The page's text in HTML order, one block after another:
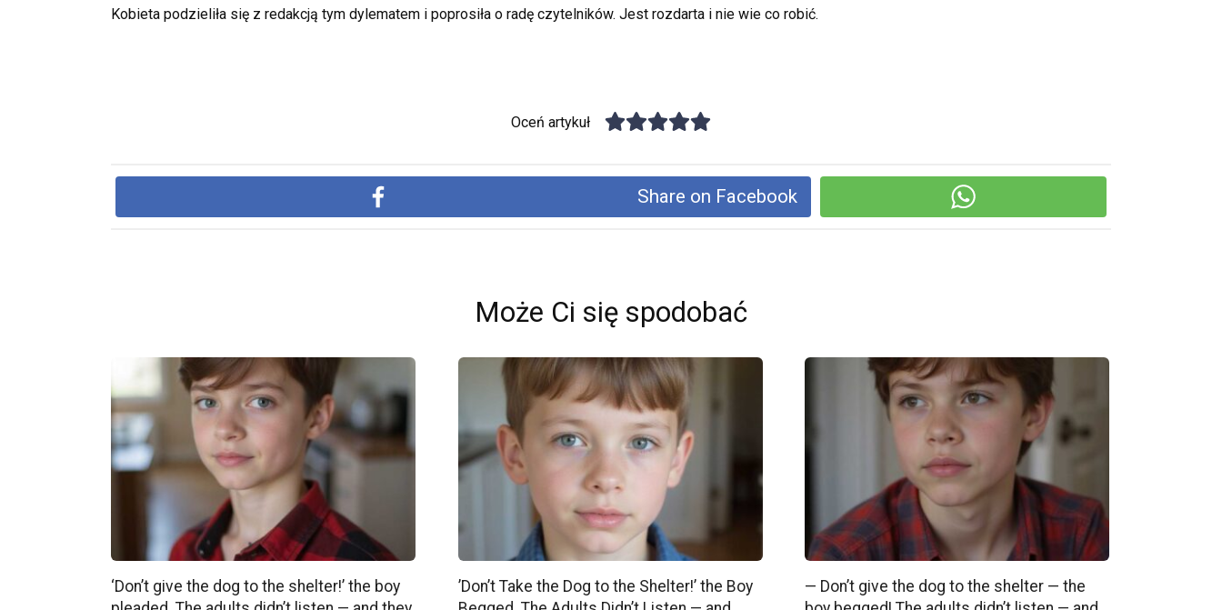
Kobieta podzieliła się z redakcją tym dylematem i poprosiła o radę czytelników. Jest rozdarta i nie wie co robić.
Oceń artykuł
Share on Facebook
Może Ci się spodobać
‘Don’t give the dog to the shelter!’ the boy
’Don’t Take the Dog to the Shelter!’ the Boy
— Don’t give the dog to the shelter — the